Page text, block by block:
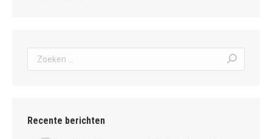
Zoeken:
Recente berichten